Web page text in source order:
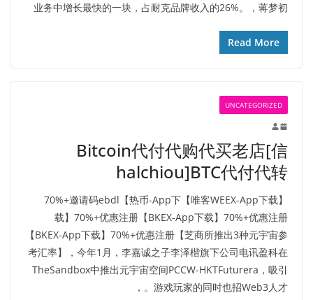
业务中增长最快的一块，占耐克品牌收入的26%。，蒋梦初
Read More
UNCATEGORIZED
Bitcoin代付代购代买老店[信
halchiou]BTC代付代转
【唯客WEEX-App下载】70%+邀请码ebdl【热币-App下
载】70%+优惠注册【BKEX-App下载】70%+优惠注册
【BKEX-App下载】70%+优惠注册【芝商所推出3种元宇宙参
考汇率】，今年1月，李嘉诚之子李泽楷旗下公司电讯盈科在
TheSandbox中推出元宇宙空间PCCW-HKTFuturera，吸引
游戏玩家的同时也招Web3人才。，